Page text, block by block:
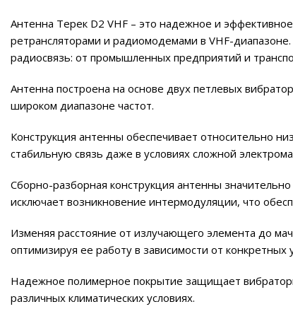
Антенна Терек D2 VHF – это надежное и
ретрансляторами и радиомодемами в VHF-
радиосвязь: от промышленных предприятий и
Антенна построена на основе двух петлевых
широком диапазоне частот.
Конструкция антенны обеспечивает относительно
стабильную связь даже в условиях сложной
Сборно-разборная конструкция антенны
исключает возникновение интермодуляции, что
Изменяя расстояние от излучающего элемента до
оптимизируя ее работу в зависимости от конкретных
Надежное полимерное покрытие защищает
различных климатических условиях.